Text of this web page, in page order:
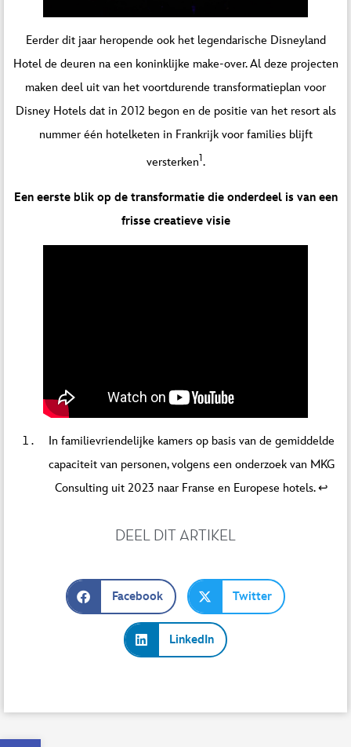
Eerder dit jaar heropende ook het legendarische Disneyland
Hotel de deuren na een koninklijke make-over. Al deze projecten
maken deel uit van het voortdurende transformatieplan voor
Disney Hotels dat in 2012 begon en de positie van het resort als
nummer één hotelketen in Frankrijk voor families blijft
versterken1.
Een eerste blik op de transformatie die onderdeel is van een
frisse creatieve visie
In familievriendelijke kamers op basis van de gemiddelde
capaciteit van personen, volgens een onderzoek van MKG
Consulting uit 2023 naar Franse en Europese hotels.↩︎
DEEL DIT ARTIKEL
Facebook Twitter
LinkedIn